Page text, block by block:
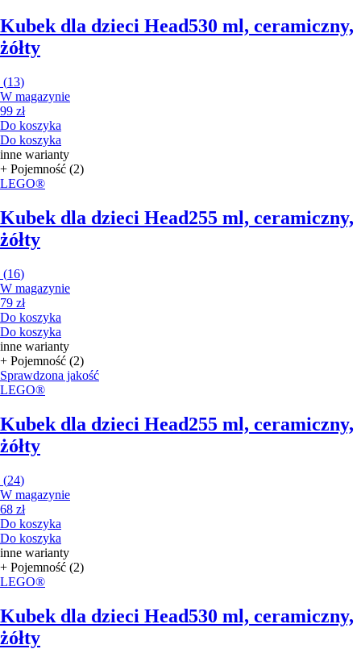
Kubek dla dzieci Head530 ml, ceramiczny,
żółty
(13)
W magazynie
99 zł
Do koszyka
Do koszyka
inne warianty
+ Pojemność (2)
LEGO®
Kubek dla dzieci Head255 ml, ceramiczny,
żółty
(16)
W magazynie
79 zł
Do koszyka
Do koszyka
inne warianty
+ Pojemność (2)
Sprawdzona jakość
LEGO®
Kubek dla dzieci Head255 ml, ceramiczny,
żółty
(24)
W magazynie
68 zł
Do koszyka
Do koszyka
inne warianty
+ Pojemność (2)
LEGO®
Kubek dla dzieci Head530 ml, ceramiczny,
żółty